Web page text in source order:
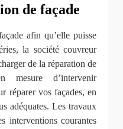
de façade
afin qu’elle puisse
la société couvreur
de la réparation de
mesure d’intervenir
réparer vos façades, en
adéquates. Les travaux
interventions courantes